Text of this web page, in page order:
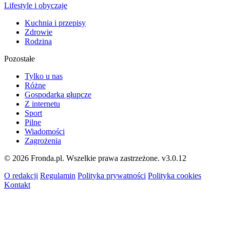
Lifestyle i obyczaje
Kuchnia i przepisy
Zdrowie
Rodzina
Pozostałe
Tylko u nas
Różne
Gospodarka głupcze
Z internetu
Sport
Pilne
Wiadomości
Zagrożenia
© 2026 Fronda.pl. Wszelkie prawa zastrzeżone. v3.0.12
O redakcji Regulamin Polityka prywatności Polityka cookies
Kontakt